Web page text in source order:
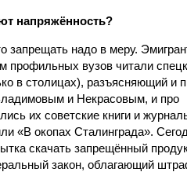
напряжённость?
надо в меру.
профильных вузов читали
в столицах), разъясняющий и
и Некрасовым, и про
их советские книги и
«В окопах Сталинграда».
скачать запрещённый
закон, облагающий